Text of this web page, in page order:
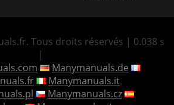
Tous droits réservés | 0.038 s
|
Manymanuals.de
Manymanuals.it
Manymanuals.cz